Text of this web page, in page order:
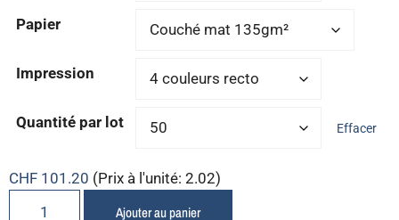
Papier
Impression
Quantité par lot Effacer
CHF 101.20 (Prix à l'unité: 2.02)
Ajouter au panier